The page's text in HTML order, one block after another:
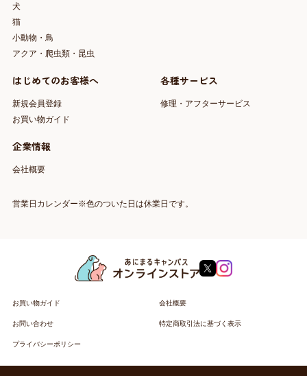
犬
猫
小動物・鳥
アクア・爬虫類・昆虫
はじめてのお客様へ
新規会員登録
お買い物ガイド
各種サービス
修理・アフターサービス
企業情報
会社概要
営業日カレンダー※色のついた日は休業日です。
お買い物ガイド 会社概要
お問い合わせ 特定商取引法に基づく表示
プライバシーポリシー